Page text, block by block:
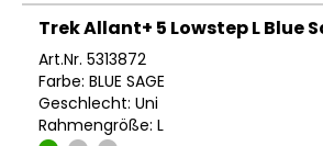
Trek Allant+ 5 Lowstep L Blue
Art.Nr. 5313872
Farbe: BLUE SAGE
Geschlecht: Uni
Rahmengröße: L